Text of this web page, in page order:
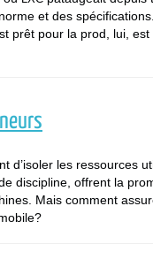
et des
prêt pour la prod, lui,
d’isoler les ressources
discipline, offrent la
Mais comment